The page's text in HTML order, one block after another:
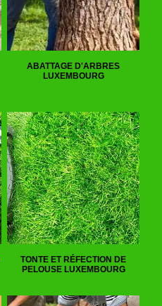
ABATTAGE D'ARBRES
LUXEMBOURG
TONTE ET RÉFECTION DE
PELOUSE LUXEMBOURG